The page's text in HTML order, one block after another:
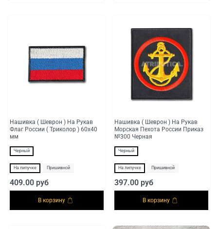
Нашивка ( Шеврон ) На Рукав
Флаг России ( Триколор ) 60х40
мм
Черный
На липучке Пришивной
409.00 руб
В корзину
Нашивка ( Шеврон ) На Рукав
Морская Пехота России Приказ
№300 Черная
Черный
На липучке Пришивной
397.00 руб
В корзину